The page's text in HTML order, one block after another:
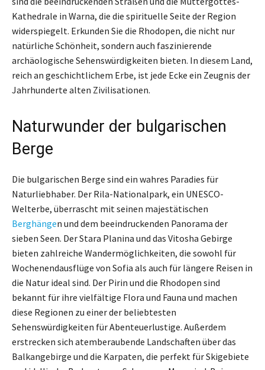
Kathedrale in Warna, die die spirituelle Seite der Region
widerspiegelt. Erkunden Sie die Rhodopen, die nicht nur
natürliche Schönheit, sondern auch faszinierende
archäologische Sehenswürdigkeiten bieten. In diesem Land,
reich an geschichtlichem Erbe, ist jede Ecke ein Zeugnis der
Jahrhunderte alten Zivilisationen.
Naturwunder der bulgarischen
Berge
Die bulgarischen Berge sind ein wahres Paradies für
Naturliebhaber. Der Rila-Nationalpark, ein UNESCO-
Welterbe, überrascht mit seinen majestätischen
Berghängen und dem beeindruckenden Panorama der
sieben Seen. Der Stara Planina und das Vitosha Gebirge
bieten zahlreiche Wandermöglichkeiten, die sowohl für
Wochenendausflüge von Sofia als auch für längere Reisen in
die Natur ideal sind. Der Pirin und die Rhodopen sind
bekannt für ihre vielfältige Flora und Fauna und machen
diese Regionen zu einer der beliebtesten
Sehenswürdigkeiten für Abenteuerlustige. Außerdem
erstrecken sich atemberaubende Landschaften über das
Balkangebirge und die Karpaten, die perfekt für Skigebiete